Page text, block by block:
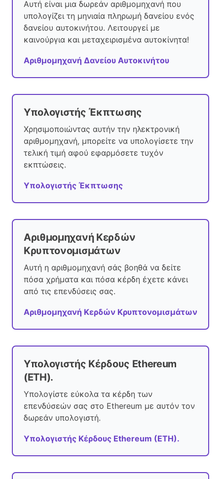
Αυτή είναι μια δωρεάν αριθμομηχανή που
υπολογίζει τη μηνιαία πληρωμή δανείου ενός
δανείου αυτοκινήτου. Λειτουργεί με
καινούργια και μεταχειρισμένα αυτοκίνητα!
Αριθμομηχανή Δανείου Αυτοκινήτου
Υπολογιστής Έκπτωσης
Χρησιμοποιώντας αυτήν την ηλεκτρονική
αριθμομηχανή, μπορείτε να υπολογίσετε την
τελική τιμή αφού εφαρμόσετε τυχόν
εκπτώσεις.
Υπολογιστής Έκπτωσης
Αριθμομηχανή Κερδών
Κρυπτονομισμάτων
Αυτή η αριθμομηχανή σάς βοηθά να δείτε
πόσα χρήματα και πόσα κέρδη έχετε κάνει
από τις επενδύσεις σας.
Αριθμομηχανή Κερδών Κρυπτονομισμάτων
Υπολογιστής Κέρδους Ethereum
(ETH).
Υπολογίστε εύκολα τα κέρδη των
επενδύσεών σας στο Ethereum με αυτόν τον
δωρεάν υπολογιστή.
Υπολογιστής Κέρδους Ethereum (ETH).